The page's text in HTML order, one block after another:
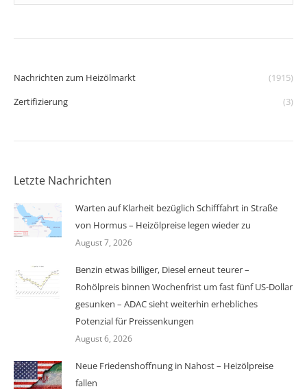
Nachrichten zum Heizölmarkt
(1915)
Zertifizierung
(3)
Letzte Nachrichten
Warten auf Klarheit bezüglich Schifffahrt in Straße
von Hormus – Heizölpreise legen wieder zu
August 7, 2026
Benzin etwas billiger, Diesel erneut teurer –
Rohölpreis binnen Wochenfrist um fast fünf US-Dollar
gesunken – ADAC sieht weiterhin erhebliches
Potenzial für Preissenkungen
August 6, 2026
Neue Friedenshoffnung in Nahost – Heizölpreise
fallen